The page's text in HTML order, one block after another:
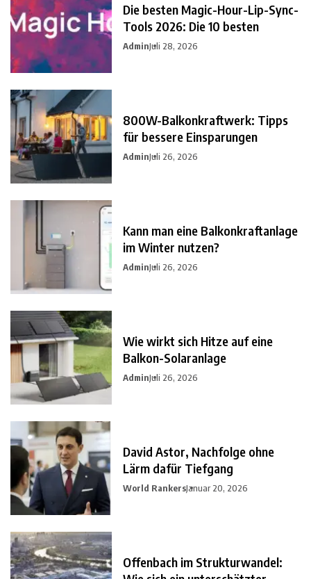
Die besten Magic-Hour-Lip-Sync-
Tools 2026: Die 10 besten
AdminJuli 28, 2026
800W-Balkonkraftwerk: Tipps
für bessere Einsparungen
AdminJuli 26, 2026
Kann man eine Balkonkraftanlage
im Winter nutzen?
AdminJuli 26, 2026
Wie wirkt sich Hitze auf eine
Balkon-Solaranlage
AdminJuli 26, 2026
David Astor, Nachfolge ohne
Lärm dafür Tiefgang
World RankersJanuar 20, 2026
Offenbach im Strukturwandel: